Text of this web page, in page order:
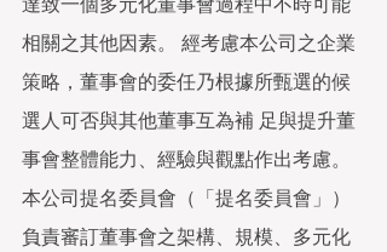
相關之其他因素。 經考慮本公司之企業
策略，董事會的委任乃根據所甄選的候
選人可否與其他董事互為補 足與提升董
事會整體能力、經驗與觀點作出考慮。
本公司提名委員會（「提名委員會」）
負責審訂董事會之架構、規模、多元化